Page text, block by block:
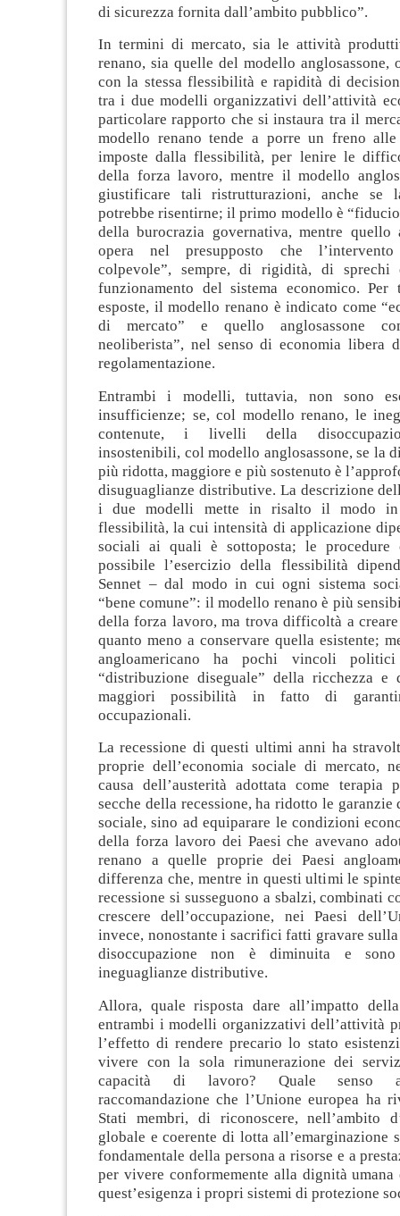
di sicurezza fornita dall’ambito pubblico”.
In termini di mercato, sia le attività
renano, sia quelle del modello anglosassone,
con la stessa flessibilità e rapidità di
tra i due modelli organizzativi dell’attività
particolare rapporto che si instaura tra il
modello renano tende a porre un freno
imposte dalla flessibilità, per lenire le
della forza lavoro, mentre il modello
giustificare tali ristrutturazioni, anche se
potrebbe risentirne; il primo modello è
della burocrazia governativa, mentre quello
opera nel presupposto che
colpevole”, sempre, di rigidità, di sprechi
funzionamento del sistema economico.
esposte, il modello renano è indicato come
di mercato” e quello anglosassone
neoliberista”, nel senso di economia libera
regolamentazione.
Entrambi i modelli, tuttavia, non sono
insufficienze; se, col modello renano, le
contenute, i livelli della
insostenibili, col modello anglosassone, se la
più ridotta, maggiore e più sostenuto è
disuguaglianze distributive. La descrizione
i due modelli mette in risalto il modo
flessibilità, la cui intensità di applicazione
sociali ai quali è sottoposta; le
possibile l’esercizio della flessibilità
Sennet – dal modo in cui ogni sistema
“bene comune”: il modello renano è più
della forza lavoro, ma trova difficoltà a
quanto meno a conservare quella esistente;
angloamericano ha pochi vincoli
“distribuzione diseguale” della ricchezza e
maggiori possibilità in fatto di
occupazionali.
La recessione di questi ultimi anni ha
proprie dell’economia sociale di mercato,
causa dell’austerità adottata come terapia
secche della recessione, ha ridotto le garanzie
sociale, sino ad equiparare le condizioni
della forza lavoro dei Paesi che avevano
renano a quelle proprie dei Paesi
differenza che, mentre in questi ultimi le
recessione si susseguono a sbalzi, combinati
crescere dell’occupazione, nei Paesi
invece, nonostante i sacrifici fatti gravare
disoccupazione non è diminuita e
ineguaglianze distributive.
Allora, quale risposta dare all’impatto
entrambi i modelli organizzativi dell’attività
l’effetto di rendere precario lo stato
vivere con la sola rimunerazione dei
capacità di lavoro? Quale senso
raccomandazione che l’Unione europea ha
Stati membri, di riconoscere, nell’ambito
globale e coerente di lotta all’emarginazione
fondamentale della persona a risorse e a
per vivere conformemente alla dignità umana
quest’esigenza i propri sistemi di protezione